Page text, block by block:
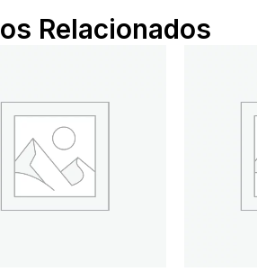
Relacionados